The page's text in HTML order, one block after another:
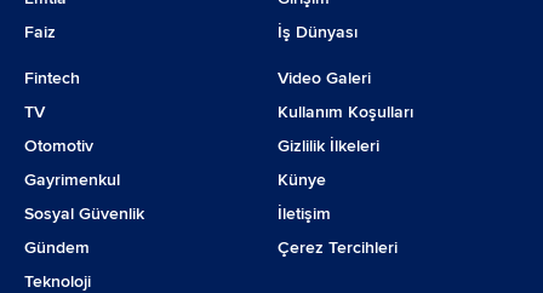
Faiz
İş Dünyası
Fintech
TV
Otomotiv
Gayrimenkul
Sosyal Güvenlik
Gündem
Teknoloji
Video Galeri
Kullanım Koşulları
Gizlilik İlkeleri
Künye
İletişim
Çerez Tercihleri